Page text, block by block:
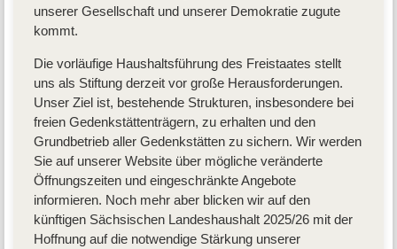
unserer Gesellschaft und unserer Demokratie zugute
kommt.
Die vorläufige Haushaltsführung des Freistaates stellt
uns als Stiftung derzeit vor große Herausforderungen.
Unser Ziel ist, bestehende Strukturen, insbesondere bei
freien Gedenkstättenträgern, zu erhalten und den
Grundbetrieb aller Gedenkstätten zu sichern. Wir werden
Sie auf unserer Website über mögliche veränderte
Öffnungszeiten und eingeschränkte Angebote
informieren. Noch mehr aber blicken wir auf den
künftigen Sächsischen Landeshaushalt 2025/26 mit der
Hoffnung auf die notwendige Stärkung unserer